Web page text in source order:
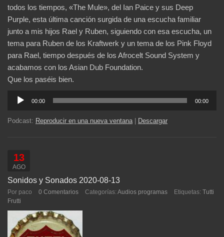
todos los tiempos, «The Mule», del Ian Paice y sus Deep
Purple, esta última canción surgida de una escucha familiar
junto a mis hijos Rael y Ruben, siguiendo con esa escucha, un
tema para Ruben de los Kraftwerk y un tema de los Pink Floyd
para Rael, tiempo después de los Afrocelt Sound System y
acabamos con los Asian Dub Foundation.
Que los paséis bien.
Reproductor
audio
00:00 00:00
Podcast: Reproducir en una nueva ventana Descargar
13
AGO
Sonidos y Sonados 2020-08-13
Por paco 0 Comentarios Categorías: Audios programas Etiquetas: Tutti
Frutti